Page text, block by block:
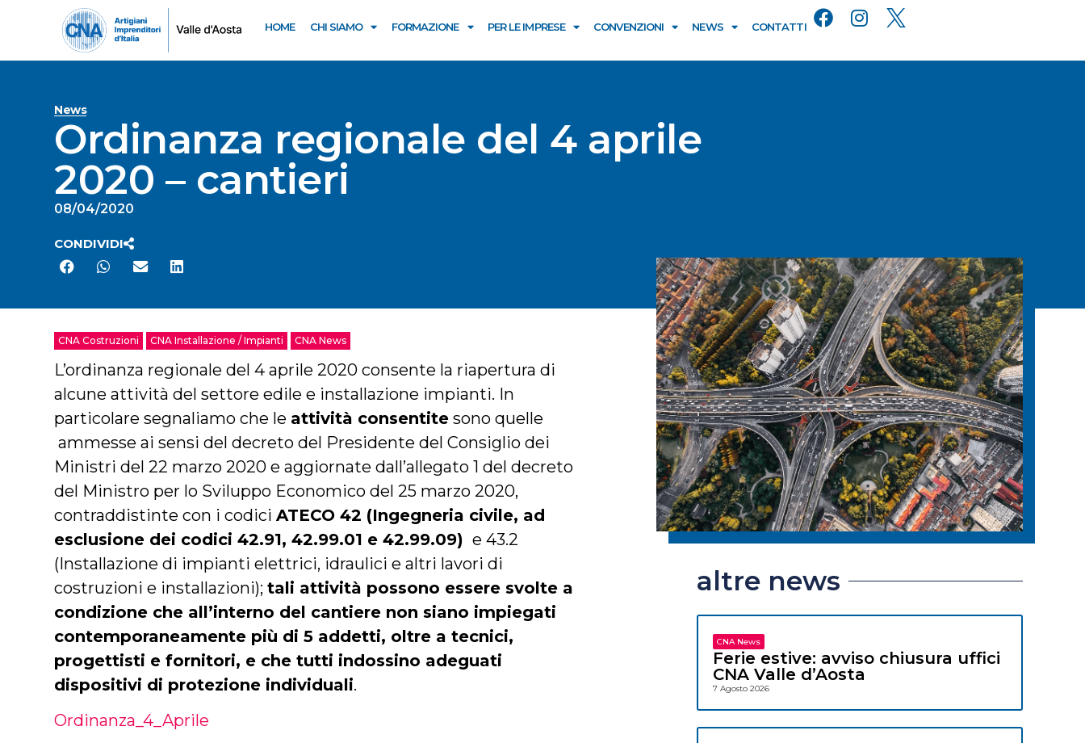
HOME CHI SIAMO FORMAZIONE PER LE IMPRESE CONVENZIONI NEWS CONTATTI
News
Ordinanza regionale del 4 aprile
2020 – cantieri
08/04/2020
CONDIVIDI
CNA Costruzioni CNA Installazione / Impianti CNA News
L’ordinanza regionale del 4 aprile 2020 consente la riapertura di
alcune attività del settore edile e installazione impianti. In
particolare segnaliamo che le attività consentite sono quelle
ammesse ai sensi del decreto del Presidente del Consiglio dei
Ministri del 22 marzo 2020 e aggiornate dall’allegato 1 del decreto
del Ministro per lo Sviluppo Economico del 25 marzo 2020,
contraddistinte con i codiciATECO 42 (Ingegneria civile, ad
esclusione dei codici 42.91, 42.99.01 e 42.99.09) e 43.2
(Installazione di impianti elettrici, idraulici e altri lavori di
costruzioni e installazioni);tali attività possono essere svolte a
condizione che all’interno del cantiere non siano impiegati
contemporaneamente più di 5 addetti, oltre a tecnici,
progettisti e fornitori, e che tutti indossino adeguati
dispositivi di protezione individuali.
Ordinanza_4_Aprile
altre news
CNA News
Ferie estive: avviso chiusura uffici
CNA Valle d’Aosta
7 Agosto 2026